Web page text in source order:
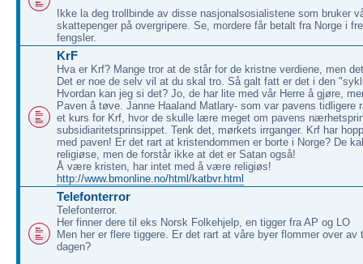
Ikke la deg trollbinde av disse nasjonalsosialistene som bruker
skattepenger på overgripere. Se, mordere får betalt fra Norge i
fengsler.
KrF
Hva er Krf? Mange tror at de står for de kristne verdiene, men
Det er noe de selv vil at du skal tro. Så galt fatt er det i den
Hvordan kan jeg si det? Jo, de har lite med vår Herre å gjøre,
Paven å tøve. Janne Haaland Matlary- som var pavens tidligere
et kurs for Krf, hvor de skulle lære meget om pavens
subsidiaritetsprinsippet. Tenk det, mørkets irrganger. Krf har
med paven! Er det rart at kristendommen er borte i Norge? De
religiøse, men de forstår ikke at det er Satan også!
Å være kristen, har intet med å være religiøs!
http://www.bmonline.no/html/katbvr.html
Telefonterror
Telefonterror.
Her finner dere til eks Norsk Folkehjelp, en tigger fra AP og LO
Men her er flere tiggere. Er det rart at våre byer flommer over av
dagen?